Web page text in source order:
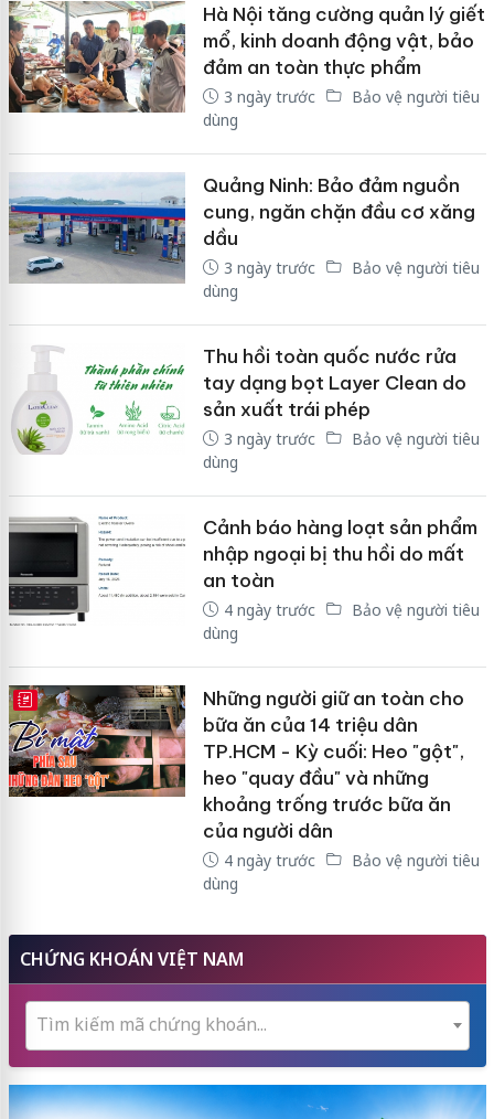
Hà Nội tăng cường quản lý giết
mổ, kinh doanh động vật, bảo
đảm an toàn thực phẩm
3 ngày trước
Bảo vệ người tiêu
dùng
Quảng Ninh: Bảo đảm nguồn
cung, ngăn chặn đầu cơ xăng
dầu
3 ngày trước
Bảo vệ người tiêu
dùng
Thu hồi toàn quốc nước rửa
tay dạng bọt Layer Clean do
sản xuất trái phép
3 ngày trước
Bảo vệ người tiêu
dùng
Cảnh báo hàng loạt sản phẩm
nhập ngoại bị thu hồi do mất
an toàn
4 ngày trước
Bảo vệ người tiêu
dùng
E-MAGAZINE
Những người giữ an toàn cho
bữa ăn của 14 triệu dân
TP.HCM - Kỳ cuối: Heo "gột",
heo "quay đầu" và những
khoảng trống trước bữa ăn
của người dân
4 ngày trước
Bảo vệ người tiêu
dùng
CHỨNG KHOÁN VIỆT NAM
Tìm kiếm mã chứng khoán...